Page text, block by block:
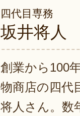
四代目専務
坂井将人
創業から100
物商店の四代
将人さん。数